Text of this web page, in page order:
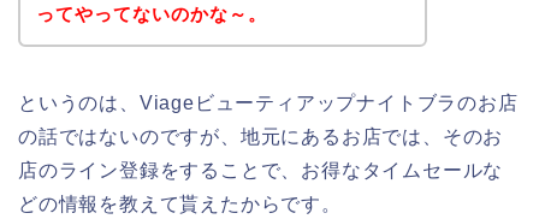
ってやってないのかな～。
というのは、Viageビューティアップナイトブラのお店
の話ではないのですが、地元にあるお店では、そのお
店のライン登録をすることで、お得なタイムセールな
どの情報を教えて貰えたからです。